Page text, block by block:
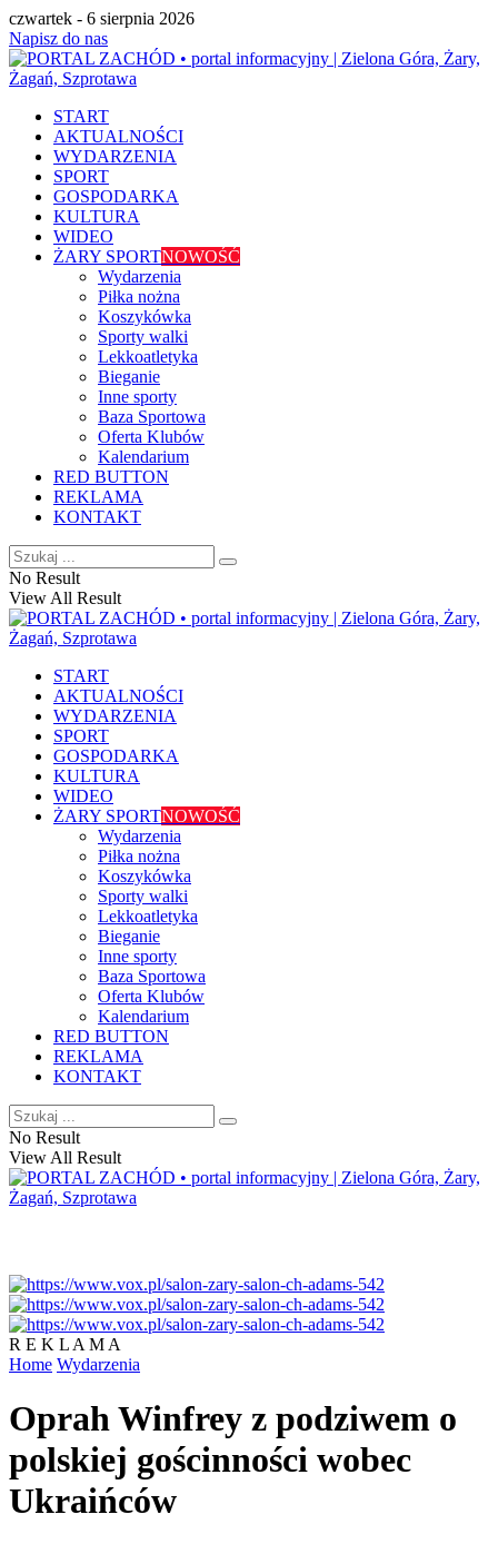
czwartek - 6 sierpnia 2026
Napisz do nas
START
AKTUALNOŚCI
WYDARZENIA
SPORT
GOSPODARKA
KULTURA
WIDEO
ŻARY SPORTNOWOŚĆ
Wydarzenia
Piłka nożna
Koszykówka
Sporty walki
Lekkoatletyka
Bieganie
Inne sporty
Baza Sportowa
Oferta Klubów
Kalendarium
RED BUTTON
REKLAMA
KONTAKT
No Result
View All Result
START
AKTUALNOŚCI
WYDARZENIA
SPORT
GOSPODARKA
KULTURA
WIDEO
ŻARY SPORTNOWOŚĆ
Wydarzenia
Piłka nożna
Koszykówka
Sporty walki
Lekkoatletyka
Bieganie
Inne sporty
Baza Sportowa
Oferta Klubów
Kalendarium
RED BUTTON
REKLAMA
KONTAKT
No Result
View All Result
R E K L A M A
Home Wydarzenia
Oprah Winfrey z podziwem o
polskiej gościnności wobec
Ukraińców